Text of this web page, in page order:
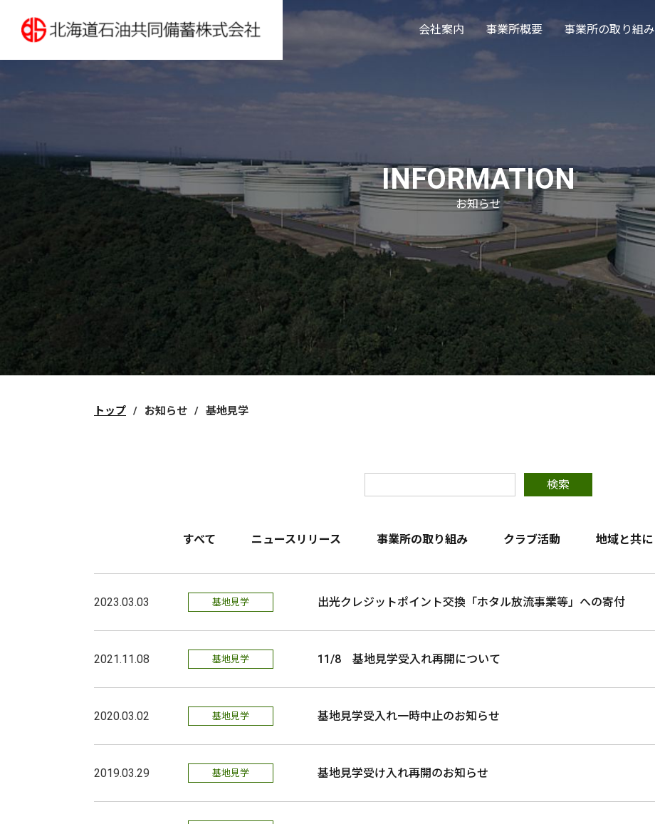
会社案内 事業所概要 事業所の取り組み
INFORMATION
お知らせ
トップ お知らせ 基地見学
検索
すべて ニュースリリース 事業所の取り組み クラブ活動 地域と共に
2023.03.03 基地見学 出光クレジットポイント交換「ホタル放流事業等」への寄付
2021.11.08 基地見学 11/8 基地見学受入れ再開について
2020.03.02 基地見学 基地見学受入れ一時中止のお知らせ
2019.03.29 基地見学 基地見学受け入れ再開のお知らせ